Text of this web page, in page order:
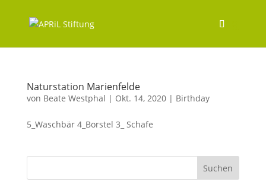
Naturstation Marienfelde
von Beate Westphal | Okt. 14, 2020| Birthday
5_Waschbär 4_Borstel 3_ Schafe